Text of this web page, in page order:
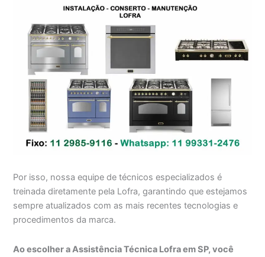
Por isso, nossa equipe de técnicos especializados é
treinada diretamente pela Lofra, garantindo que estejamos
sempre atualizados com as mais recentes tecnologias e
procedimentos da marca.
Ao escolher a Assistência Técnica Lofra em SP, você